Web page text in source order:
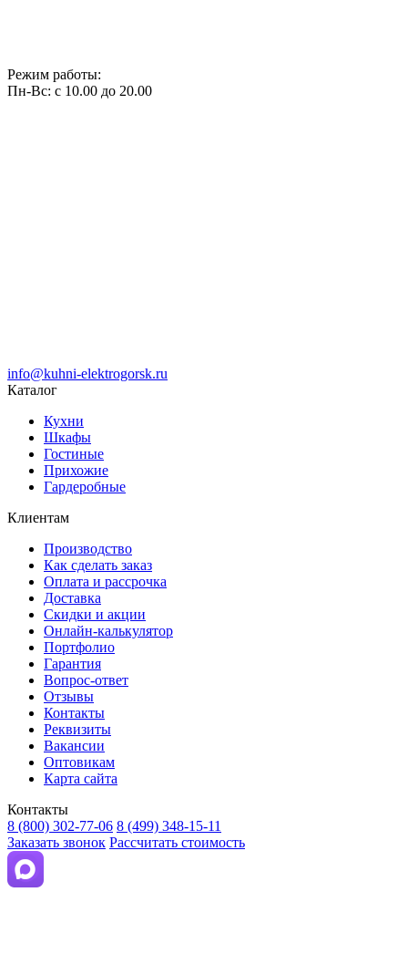
Режим работы:
Пн-Вс: с 10.00 до 20.00
info@kuhni-elektrogorsk.ru
Каталог
Кухни
Шкафы
Гостиные
Прихожие
Гардеробные
Клиентам
Производство
Как сделать заказ
Оплата и рассрочка
Доставка
Скидки и акции
Онлайн-калькулятор
Портфолио
Гарантия
Вопрос-ответ
Отзывы
Контакты
Реквизиты
Вакансии
Оптовикам
Карта сайта
Контакты
8 (800) 302-77-06 8 (499) 348-15-11
Заказать звонок Рассчитать стоимость